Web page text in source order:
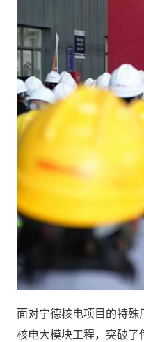
面对宁德核电项目的特
核电大模块工程，突破了